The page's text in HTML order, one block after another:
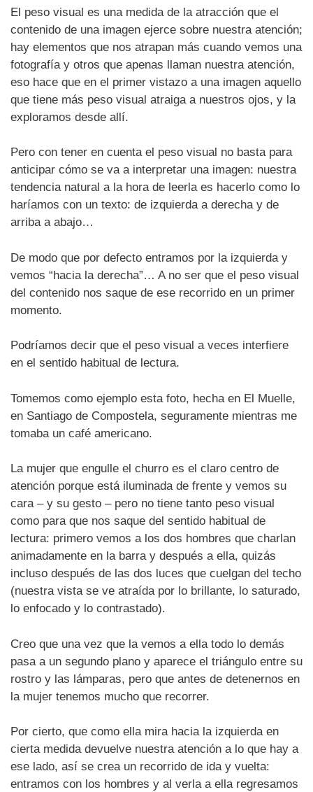
El peso visual es una medida de la atracción que el
contenido de una imagen ejerce sobre nuestra atención;
hay elementos que nos atrapan más cuando vemos una
fotografía y otros que apenas llaman nuestra atención,
eso hace que en el primer vistazo a una imagen aquello
que tiene más peso visual atraiga a nuestros ojos, y la
exploramos desde allí.
Pero con tener en cuenta el peso visual no basta para
anticipar cómo se va a interpretar una imagen: nuestra
tendencia natural a la hora de leerla es hacerlo como lo
haríamos con un texto: de izquierda a derecha y de
arriba a abajo…
De modo que por defecto entramos por la izquierda y
vemos “hacia la derecha”… A no ser que el peso visual
del contenido nos saque de ese recorrido en un primer
momento.
Podríamos decir que el peso visual a veces interfiere
en el sentido habitual de lectura.
Tomemos como ejemplo esta foto, hecha en El Muelle,
en Santiago de Compostela, seguramente mientras me
tomaba un café americano.
La mujer que engulle el churro es el claro centro de
atención porque está iluminada de frente y vemos su
cara – y su gesto – pero no tiene tanto peso visual
como para que nos saque del sentido habitual de
lectura: primero vemos a los dos hombres que charlan
animadamente en la barra y después a ella, quizás
incluso después de las dos luces que cuelgan del techo
(nuestra vista se ve atraída por lo brillante, lo saturado,
lo enfocado y lo contrastado).
Creo que una vez que la vemos a ella todo lo demás
pasa a un segundo plano y aparece el triángulo entre su
rostro y las lámparas, pero que antes de detenernos en
la mujer tenemos mucho que recorrer.
Por cierto, que como ella mira hacia la izquierda en
cierta medida devuelve nuestra atención a lo que hay a
ese lado, así se crea un recorrido de ida y vuelta:
entramos con los hombres y al verla a ella regresamos